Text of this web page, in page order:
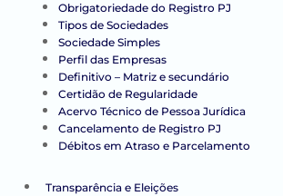
Obrigatoriedade do Registro PJ
Tipos de Sociedades
Sociedade Simples
Perfil das Empresas
Definitivo – Matriz e secundário
Certidão de Regularidade
Acervo Técnico de Pessoa Jurídica
Cancelamento de Registro PJ
Débitos em Atraso e Parcelamento
Transparência e Eleições